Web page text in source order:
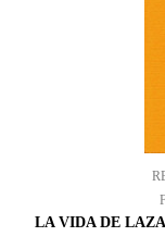
LA VIDA DE